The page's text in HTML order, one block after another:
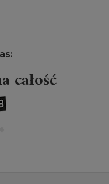
całość